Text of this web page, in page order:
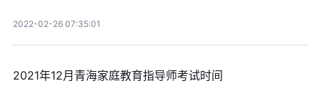
2022-02-26 07:35:01
2021年12月青海家庭教育指导师考试时间